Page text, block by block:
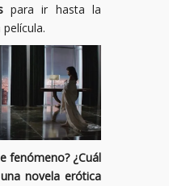
para ir hasta la
fenómeno? ¿Cuál
novela erótica